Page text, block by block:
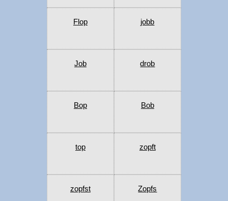
Flop jobb
Job drob
Bop Bob
top zopft
zopfst Zopfs